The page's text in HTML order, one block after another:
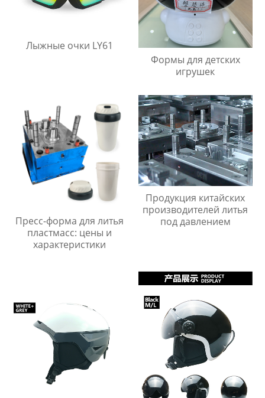
Лыжные очки LY61
Формы для детских
игрушек
Пресс-форма для литья
пластмасс: цены и
характеристики
Продукция китайских
производителей литья
под давлением